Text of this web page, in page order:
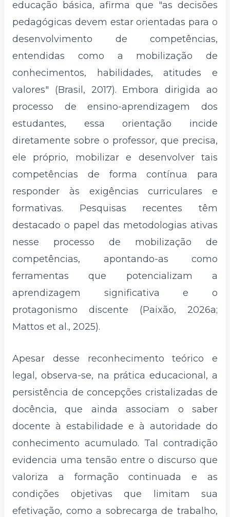
educação básica, afirma que "as decisões
pedagógicas devem estar orientadas para o
desenvolvimento de competências,
entendidas como a mobilização de
conhecimentos, habilidades, atitudes e
valores" (Brasil, 2017). Embora dirigida ao
processo de ensino-aprendizagem dos
estudantes, essa orientação incide
diretamente sobre o professor, que precisa,
ele próprio, mobilizar e desenvolver tais
competências de forma contínua para
responder às exigências curriculares e
formativas. Pesquisas recentes têm
destacado o papel das metodologias ativas
nesse processo de mobilização de
competências, apontando-as como
ferramentas que potencializam a
aprendizagem significativa e o
protagonismo discente (Paixão, 2026a;
Mattos et al., 2025).
Apesar desse reconhecimento teórico e
legal, observa-se, na prática educacional, a
persistência de concepções cristalizadas de
docência, que ainda associam o saber
docente à estabilidade e à autoridade do
conhecimento acumulado. Tal contradição
evidencia uma tensão entre o discurso que
valoriza a formação continuada e as
condições objetivas que limitam sua
efetivação, como a sobrecarga de trabalho,